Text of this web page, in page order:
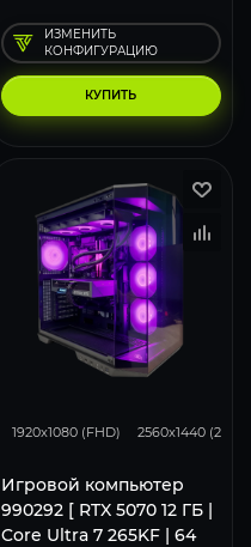
КУПИТЬ
ИЗМЕНИТЬ
КОНФИГУРАЦИЮ
1920x1080 (FHD) 2560x1440 (2K)
Игровой компьютер
990292 [ RTX 5070 12 ГБ |
Core Ultra 7 265KF | 64